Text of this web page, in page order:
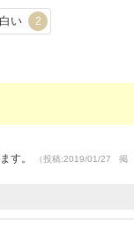
い 2
す。
（投稿:2019/01/27 掲